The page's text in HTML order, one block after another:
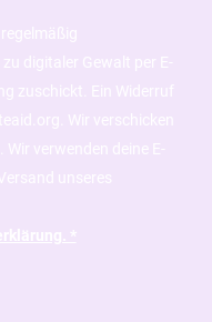
digitaler Gewalt per E-
zuschickt. Ein Widerruf
Wir verschicken
verwenden deine E-
unseres
*